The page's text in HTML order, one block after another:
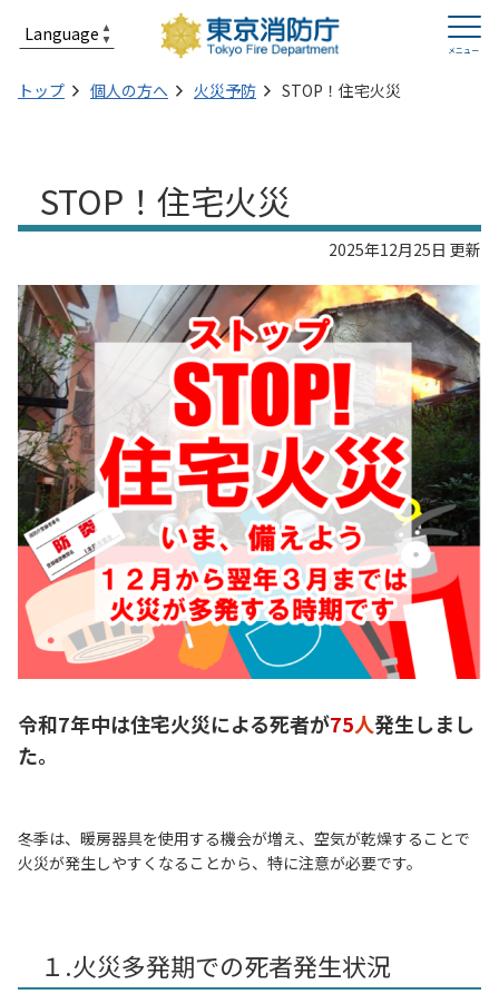
トップ 個人の方へ 火災予防 STOP！住宅火災
STOP！住宅火災
2025年12月25日 更新
令和7年中は住宅火災による死者が75人発生しまし
た。
冬季は、暖房器具を使用する機会が増え、空気が乾燥することで
火災が発生しやすくなることから、特に注意が必要です。
１.火災多発期での死者発生状況